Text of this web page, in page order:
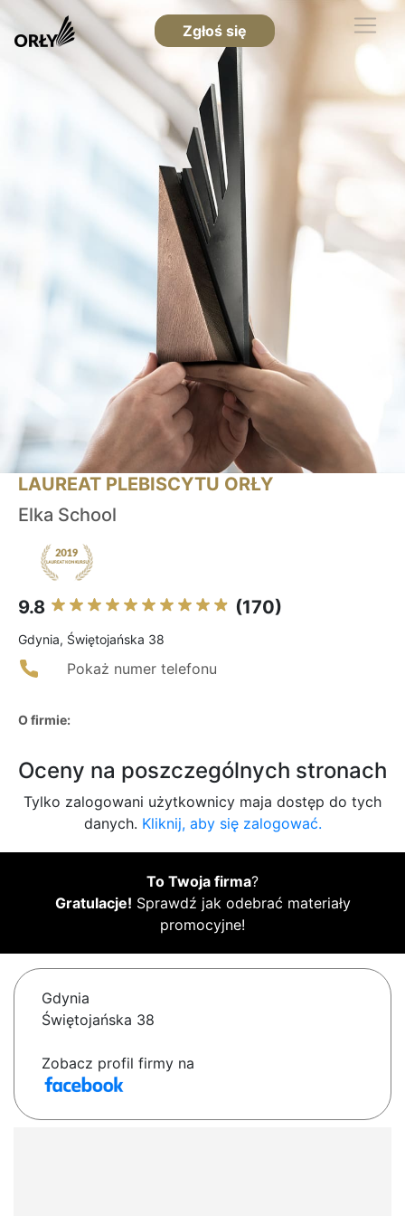
Zgłoś się
LAUREAT PLEBISCYTU ORŁY
Elka School
9.8 (170)
Gdynia, Świętojańska 38
Pokaż numer telefonu
O firmie:
Oceny na poszczególnych stronach
Tylko zalogowani użytkownicy maja dostęp do tych
danych. Kliknij, aby się zalogować.
To Twoja firma?
Gratulacje! Sprawdź jak odebrać materiały
promocyjne!
Gdynia
Świętojańska 38
Zobacz profil firmy na